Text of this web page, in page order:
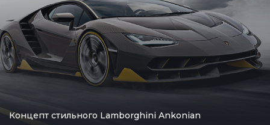
Концепт стильного Lamborghini Ankonian